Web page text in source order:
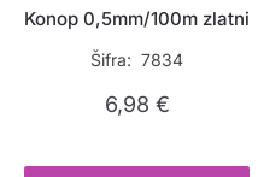
Konop 0,5mm/100m zlatni
Šifra: 7834
6,98 €